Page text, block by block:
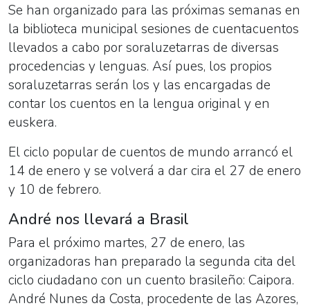
Se han organizado para las próximas semanas en
la biblioteca municipal sesiones de cuentacuentos
llevados a cabo por soraluzetarras de diversas
procedencias y lenguas. Así pues, los propios
soraluzetarras serán los y las encargadas de
contar los cuentos en la lengua original y en
euskera.
El ciclo popular de cuentos de mundo arrancó el
14 de enero y se volverá a dar cira el 27 de enero
y 10 de febrero.
André nos llevará a Brasil
Para el próximo martes, 27 de enero, las
organizadoras han preparado la segunda cita del
ciclo ciudadano con un cuento brasileño: Caipora.
André Nunes da Costa, procedente de las Azores,